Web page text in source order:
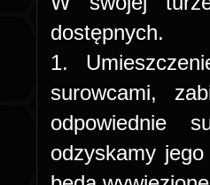
dostępnych.
1.
surowcami,
odpowiednie
odzyskamy